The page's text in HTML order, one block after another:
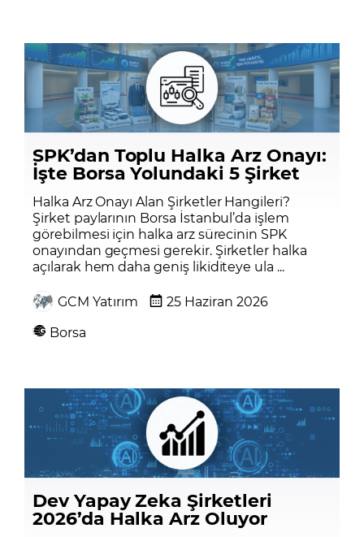
SPK’dan Toplu Halka Arz Onayı:
İşte Borsa Yolundaki 5 Şirket
Halka Arz Onayı Alan Şirketler Hangileri?
Şirket paylarının Borsa İstanbul’da işlem
görebilmesi için halka arz sürecinin SPK
onayından geçmesi gerekir. Şirketler halka
açılarak hem daha geniş likiditeye ula ...
GCM Yatırım
25 Haziran 2026
Borsa
Dev Yapay Zeka Şirketleri
2026’da Halka Arz Oluyor